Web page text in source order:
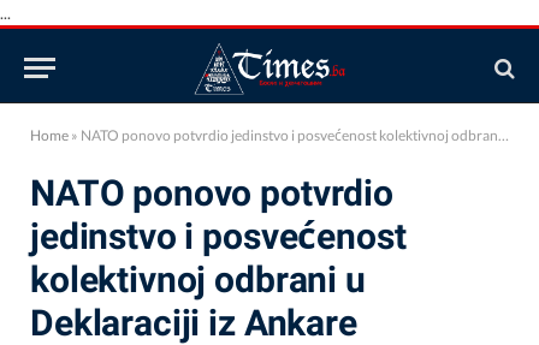
...
Home » NATO ponovo potvrdio jedinstvo i posvećenost kolektivnoj odbrani u Deklaraciji iz Ankare
NATO ponovo potvrdio
jedinstvo i posvećenost
kolektivnoj odbrani u
Deklaraciji iz Ankare